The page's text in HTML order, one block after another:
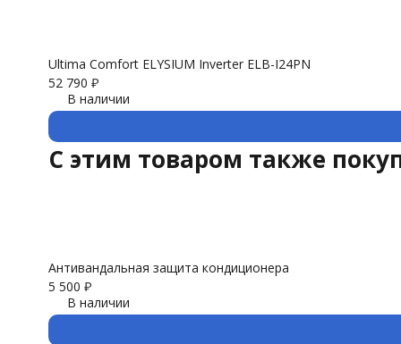
Ultima Comfort ELYSIUM Inverter ELB-I24PN
52 790 ₽
В наличии
C этим товаром также
Антивандальная защита кондиционера
5 500 ₽
В наличии